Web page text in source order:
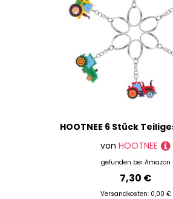
von HOOTNEE
gefunden bei Amazon
7,30 €
Versandkosten: 0,00 €